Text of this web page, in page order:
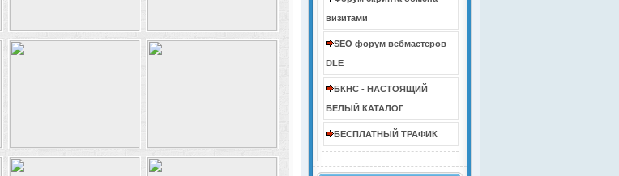
визитами
SEO форум вебмастеров
DLE
БКНС - НАСТОЯЩИЙ
БЕЛЫЙ КАТАЛОГ
БЕСПЛАТНЫЙ ТРАФИК